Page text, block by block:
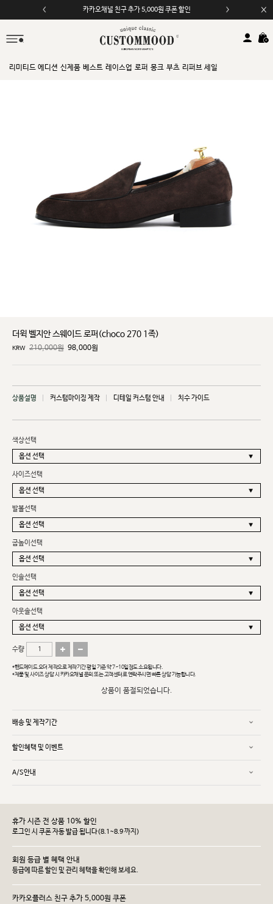
카카오채널 친구 추가 5,000원 쿠폰 할인
모바일 앱 자동 2,000원 할인
리미티드 에디션 신제품 베스트 레이스업 로퍼 몽크 부츠 리퍼브 세일
더윅 벨지안 스웨이드 로퍼(choco 270 1족)
KRW 210,000원 98,000원
상품설명 커스텀마이징 제작 디테일 커스텀 안내 치수 가이드
색상선택
사이즈선택
발볼선택
굽높이선택
인솔선택
아웃솔선택
수량
*핸드메이드 오더 제작으로 제작기간 평일 기준 약 7~10일정도 소요됩니다.
*제품 및 사이즈 상담 시 카카오채널 문의 또는 고객센터로 연락주시면 빠른 상담 가능합니다.
상품이 품절되었습니다.
배송 및 제작기간
할인혜택 및 이벤트
A/S안내
휴가 시즌 전 상품 10% 할인
로그인 시 쿠폰 자동 발급 됩니다(8.1~8.9 까지)
회원 등급 별 혜택 안내
등급에 따른 할인 및 관리 헤택을 확인해 보세요.
카카오플러스 친구 추가 5,000원 쿠폰